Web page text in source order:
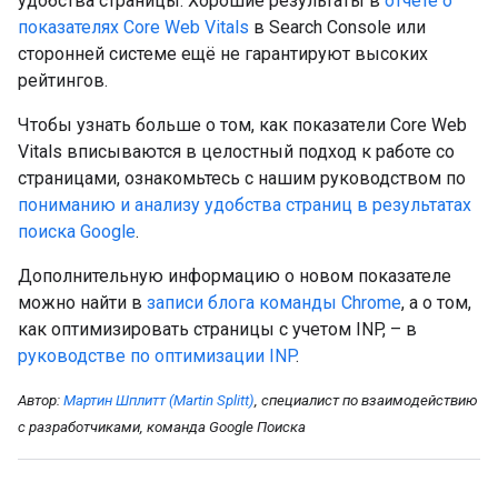
показателях Core Web Vitals в Search Console или
сторонней системе ещё не гарантируют высоких
рейтингов.
Чтобы узнать больше о том, как показатели Core Web
Vitals вписываются в целостный подход к работе со
страницами, ознакомьтесь с нашим руководством по
пониманию и анализу удобства страниц в результатах
поиска Google.
Дополнительную информацию о новом показателе
можно найти в записи блога команды Chrome, а о том,
как оптимизировать страницы с учетом INP, – в
руководстве по оптимизации INP.
Автор: Мартин Шплитт (Martin Splitt), специалист по взаимодействию
с разработчиками, команда Google Поиска